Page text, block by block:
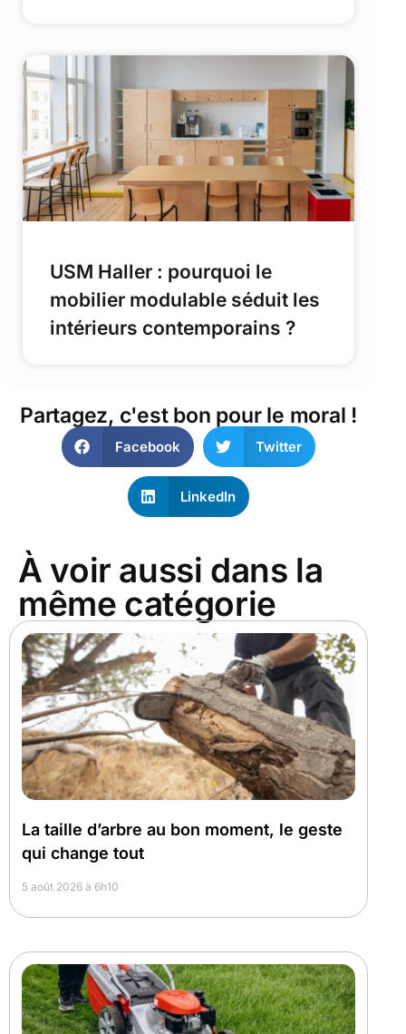
USM Haller : pourquoi le
mobilier modulable séduit les
intérieurs contemporains ?
Partagez, c'est bon pour le moral !
Facebook Twitter
LinkedIn
À voir aussi dans la
même catégorie
La taille d’arbre au bon moment, le geste
qui change tout
5 août 2026 à 6h10